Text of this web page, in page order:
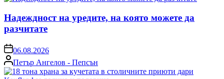
Надеждност на уредите, на която можете да
разчитате
on06.08.2026
Posted
by
Петър Ангелов - Пепсън